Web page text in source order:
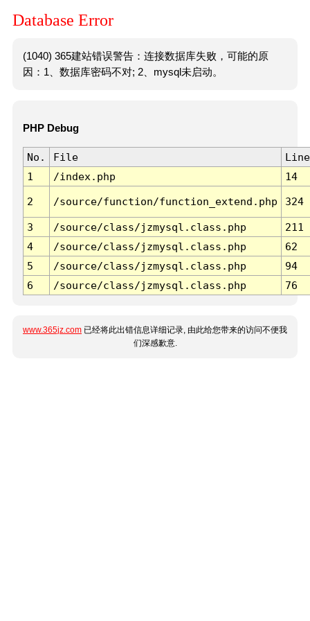
Database Error
(1040) 365建站错误警告：连接数据库失败，可能的原
因：1、数据库密码不对; 2、mysql未启动。
PHP Debug
No. File
Line
1
/index.php 14
2 /source/function/function_extend.php 324
3 /source/class/jzmysql.class.php
211
4
/source/class/jzmysql.class.php
62
5
/source/class/jzmysql.class.php
94
6
/source/class/jzmysql.class.php 76
www.365jz.com 已经将此出错信息详细记录, 由此给您带来的访问不便我
们深感歉意.